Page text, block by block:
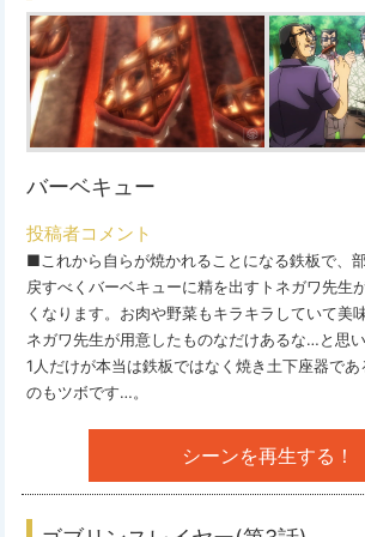
バーベキュー
投稿者コメント
■これから自らが焼かれることになる鉄板で、
戻すべくバーベキューに精を出すトネガワ先生
くなります。お肉や野菜もキラキラしていて美
ネガワ先生が用意したものなだけあるな…と思
1人だけが本当は鉄板ではなく焼き土下座器で
のもツボです…。
シーンを再生する！